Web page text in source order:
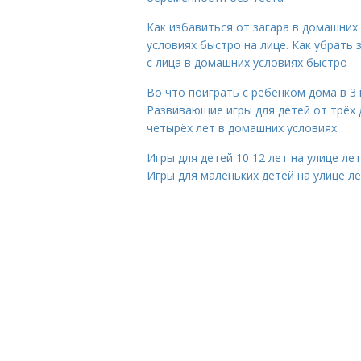
Как избавиться от загара в домашних
условиях быстро на лице. Как убрать
с лица в домашних условиях быстро
Во что поиграть с ребенком дома в 3
Развивающие игры для детей от трёх
четырёх лет в домашних условиях
Игры для детей 10 12 лет на улице
Игры для маленьких детей на улице